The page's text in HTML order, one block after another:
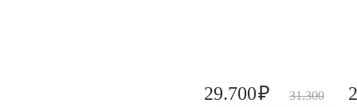
31.300
29.700₽